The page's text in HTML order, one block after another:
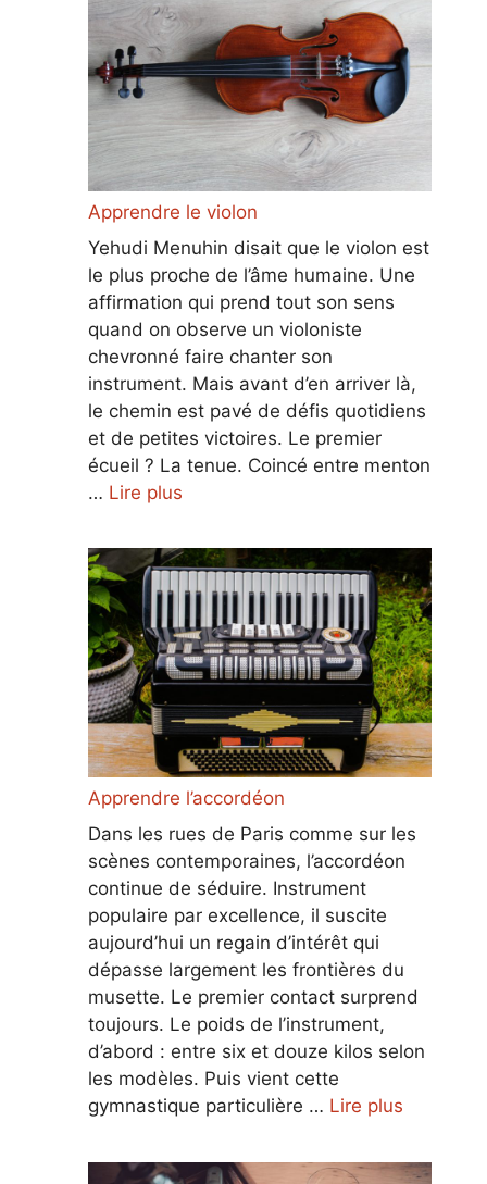
Apprendre le violon
Yehudi Menuhin disait que le violon est
le plus proche de l’âme humaine. Une
affirmation qui prend tout son sens
quand on observe un violoniste
chevronné faire chanter son
instrument. Mais avant d’en arriver là,
le chemin est pavé de défis quotidiens
et de petites victoires. Le premier
écueil ? La tenue. Coincé entre menton
… Lire plus
Apprendre l’accordéon
Dans les rues de Paris comme sur les
scènes contemporaines, l’accordéon
continue de séduire. Instrument
populaire par excellence, il suscite
aujourd’hui un regain d’intérêt qui
dépasse largement les frontières du
musette. Le premier contact surprend
toujours. Le poids de l’instrument,
d’abord : entre six et douze kilos selon
les modèles. Puis vient cette
gymnastique particulière … Lire plus